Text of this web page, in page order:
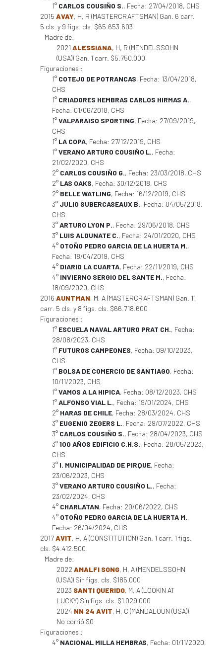
1° CARLOS COUSIÑO S., Fecha: 27/04/2018, CHS
2015 AVAY, H, R (MASTERCRAFTSMAN) Gan. 6 carr.
5 cls. y 9 figs. cls. $65.653.603
Madre de:
2021 ALESSIANA, H, R (MENDELSSOHN
(USA)) Gan. 1 carr. $5.750.000
Figuraciones :
1° COTEJO DE POTRANCAS, Fecha: 13/04/2018,
CHS
1° CRIADORES HEMBRAS CARLOS HIRMAS A.,
Fecha: 01/06/2018, CHS
1°VALPARAISO SPORTING, Fecha: 27/09/2019,
CHS
1° LA COPA, Fecha: 27/12/2019, CHS
1°VERANO ARTURO COUSIÑO L., Fecha:
21/02/2020, CHS
2° CARLOS COUSIÑO G., Fecha: 23/03/2018, CHS
2° LAS OAKS, Fecha: 30/12/2018, CHS
2° BELLE WATLING, Fecha: 16/12/2019, CHS
3° JULIO SUBERCASEAUX B., Fecha: 04/05/2018,
CHS
3°ARTURO LYON P., Fecha: 29/06/2018, CHS
3° LUIS ALDUNATE C., Fecha: 24/01/2020, CHS
4° OTOÑO PEDRO GARCIA DE LA HUERTA M.,
Fecha: 18/04/2019, CHS
4° DIARIO LA CUARTA, Fecha: 22/11/2019, CHS
4° INVIERNO SERGIO DEL SANTE M., Fecha:
18/09/2020, CHS
2016 AUNTMAN, M, A (MASTERCRAFTSMAN) Gan. 11
carr. 5 cls. y 8 figs. cls. $66.718.600
Figuraciones :
1° ESCUELA NAVAL ARTURO PRAT CH., Fecha:
28/08/2023, CHS
1° FUTUROS CAMPEONES, Fecha: 09/10/2023,
CHS
1° BOLSA DE COMERCIO DE SANTIAGO, Fecha:
10/11/2023, CHS
1°VAMOS A LA HIPICA, Fecha: 08/12/2023, CHS
1°ALFONSO VIAL L., Fecha: 19/01/2024, CHS
2° HARAS DE CHILE, Fecha: 28/03/2024, CHS
3° EUGENIO ZEGERS L., Fecha: 29/07/2022, CHS
3° CARLOS COUSIÑO S., Fecha: 28/04/2023, CHS
3°100 AÑOS EDIFICIO C.H.S., Fecha: 28/05/2023,
CHS
3° I. MUNICIPALIDAD DE PIRQUE, Fecha:
23/06/2023, CHS
3°VERANO ARTURO COUSIÑO L., Fecha:
23/02/2024, CHS
4° CHARLATAN, Fecha: 20/06/2022, CHS
4° OTOÑO PEDRO GARCIA DE LA HUERTA M.,
Fecha: 26/04/2024, CHS
2017AVIT, H, A (CONSTITUTION) Gan. 1 carr. 1 figs.
cls. $4.412.500
Madre de:
2022 AMALFI SONG, H, A (MENDELSSOHN
(USA)) Sin figs. cls. $185.000
2023 SANTI QUERIDO, M, A (LOOKIN AT
LUCKY) Sin figs. cls. $1.029.000
2024 NN 24 AVIT, H, C (MANDALOUN (USA))
No corrió $0
Figuraciones :
4° NACIONAL MILLA HEMBRAS, Fecha: 01/11/2020,